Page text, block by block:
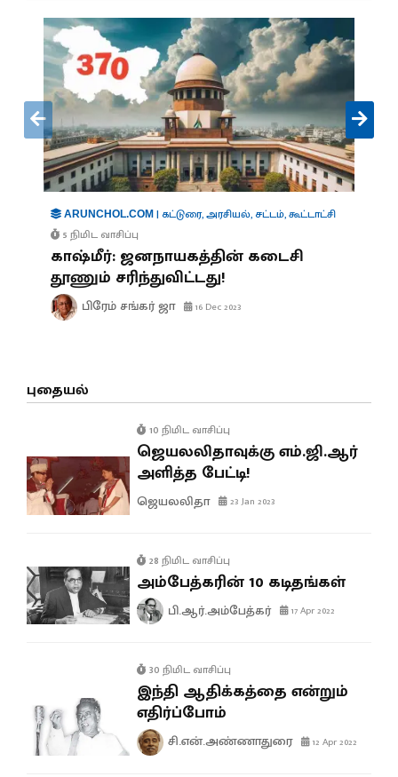
ARUNCHOL.COM |கட்டுரை,அரசியல்,சட்டம்,கூட்டாட்சி
5 நிமிட வாசிப்பு
காஷ்மீர்: ஜனநாயகத்தின் கடைசி
தூணும் சரிந்துவிட்டது!
பிரேம் சங்கர் ஜா 16 Dec 2023
புதையல்
10 நிமிட வாசிப்பு
ஜெயலலிதாவுக்கு எம்.ஜி.ஆர்
அளித்த பேட்டி!
ஜெயலலிதா 23 Jan 2023
28 நிமிட வாசிப்பு
அம்பேத்கரின் 10 கடிதங்கள்
பி.ஆர்.அம்பேத்கர் 17 Apr 2022
30 நிமிட வாசிப்பு
இந்தி ஆதிக்கத்தை என்றும்
எதிர்ப்போம்
சி.என்.அண்ணாதுரை 12 Apr 2022